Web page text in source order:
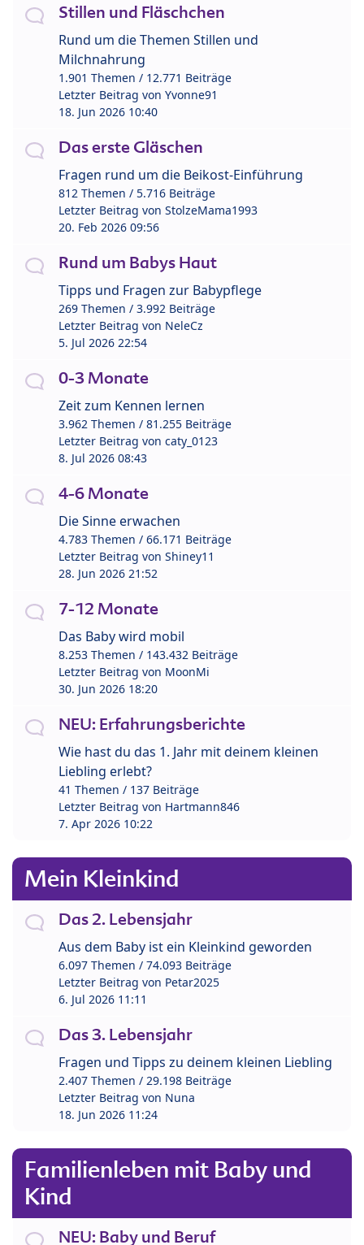
Stillen und Fläschchen
Rund um die Themen Stillen und
Milchnahrung
1.901 Themen / 12.771 Beiträge
Letzter Beitrag von Yvonne91
18. Jun 2026 10:40
Das erste Gläschen
Fragen rund um die Beikost-Einführung
812 Themen / 5.716 Beiträge
Letzter Beitrag von StolzeMama1993
20. Feb 2026 09:56
Rund um Babys Haut
Tipps und Fragen zur Babypflege
269 Themen / 3.992 Beiträge
Letzter Beitrag von NeleCz
5. Jul 2026 22:54
0-3 Monate
Zeit zum Kennen lernen
3.962 Themen / 81.255 Beiträge
Letzter Beitrag von caty_0123
8. Jul 2026 08:43
4-6 Monate
Die Sinne erwachen
4.783 Themen / 66.171 Beiträge
Letzter Beitrag von Shiney11
28. Jun 2026 21:52
7-12 Monate
Das Baby wird mobil
8.253 Themen / 143.432 Beiträge
Letzter Beitrag von MoonMi
30. Jun 2026 18:20
NEU: Erfahrungsberichte
Wie hast du das 1. Jahr mit deinem kleinen
Liebling erlebt?
41 Themen / 137 Beiträge
Letzter Beitrag von Hartmann846
7. Apr 2026 10:22
Mein Kleinkind
Das 2. Lebensjahr
Aus dem Baby ist ein Kleinkind geworden
6.097 Themen / 74.093 Beiträge
Letzter Beitrag von Petar2025
6. Jul 2026 11:11
Das 3. Lebensjahr
Fragen und Tipps zu deinem kleinen Liebling
2.407 Themen / 29.198 Beiträge
Letzter Beitrag von Nuna
18. Jun 2026 11:24
Familienleben mit Baby und
Kind
NEU: Baby und Beruf